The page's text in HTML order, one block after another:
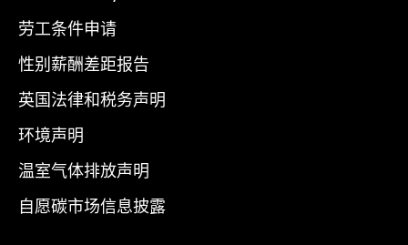
劳工条件申请
性别薪酬差距报告
英国法律和税务声明
环境声明
温室气体排放声明
自愿碳市场信息披露